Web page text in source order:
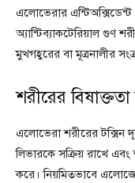
এলোভেরার এন্টিঅক্সিডেন্ট
অ্যান্টিব্যাকটেরিয়াল গুণ
মুখগহ্বরের বা মূত্রনালীর
শরীরের
এলোভেরা শরীরের টক্সিন
লিভারকে সক্রিয় রাখে এবং
করে। নিয়মিতভাবে